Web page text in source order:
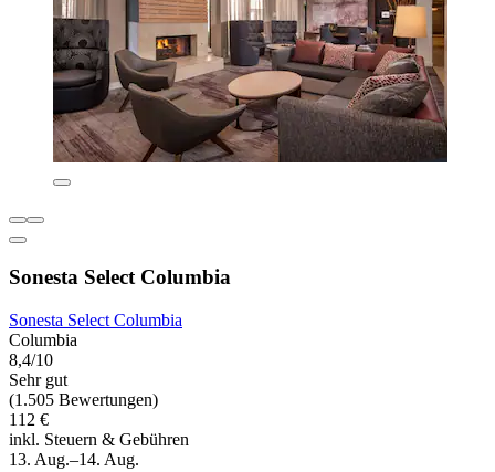
Sonesta Select Columbia
Sonesta Select Columbia
Columbia
8,4/10
Sehr gut
(1.505 Bewertungen)
112 €
inkl. Steuern & Gebühren
13. Aug.–14. Aug.